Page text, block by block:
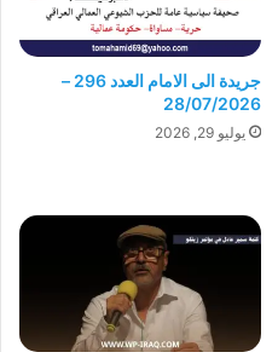
جريدة الى الامام العدد 296 –
28/07/2026
يوليو 29, 2026